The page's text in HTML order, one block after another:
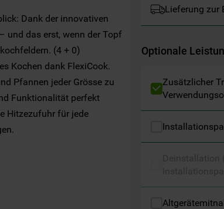
Dank der innovativen
und das erst, wenn der Topf
(4 + 0)
Kochen dank FlexiCook.
Pfannen jeder Grösse zu
Funktionalität perfekt
Hitzezufuhr für jede
Lieferung zur
Optionale
Zusätzlicher
https://business.safety.google/privacy/
(Profiling- und Marketing-Cookies).
Indem Sie auf die Schaltfläche "Alle
Cookies akzeptieren" klicken, stimmen Sie
der Verwendung all unserer Cookies und der
Weitergabe Ihrer Daten an unsere
Drittanbieter für solche Zwecke zu. Wenn
Sie Ihre Präferenzen festlegen möchten,
klicken Sie auf die Schaltfläche "Cookie
Informationen" . Wenn Sie auf "Nur